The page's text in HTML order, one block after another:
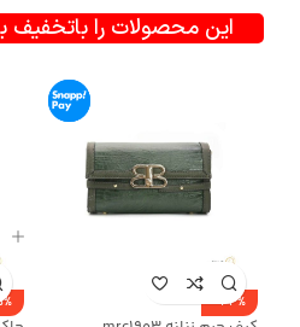
این محصولات را باتخفیف
-34%